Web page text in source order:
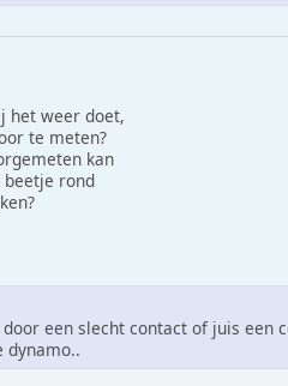
het weer doet,
te meten?
kan
beetje rond
een slecht contact of juis een
dynamo..